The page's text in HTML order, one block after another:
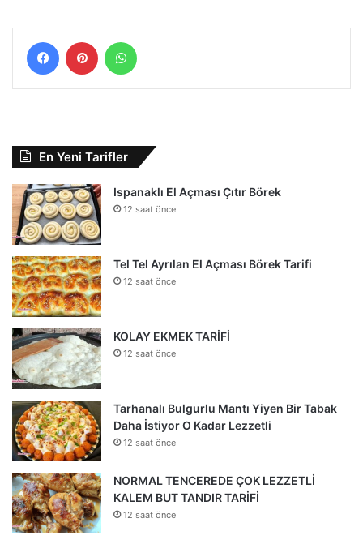
FacebookPinterest
En Yeni Tarifler
Ispanaklı El Açması Çıtır Börek
12 saat önce
Tel Tel Ayrılan El Açması Börek Tarifi
12 saat önce
KOLAY EKMEK TARİFİ
12 saat önce
Tarhanalı Bulgurlu Mantı Yiyen Bir Tabak
Daha İstiyor O Kadar Lezzetli
12 saat önce
NORMAL TENCEREDE ÇOK LEZZETLİ
KALEM BUT TANDIR TARİFİ
12 saat önce